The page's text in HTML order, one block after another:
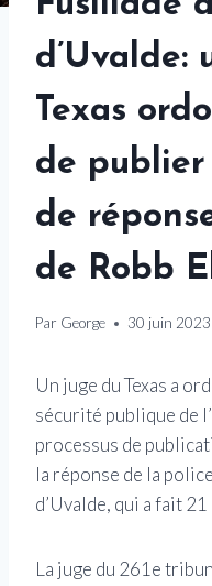
d’Uvalde:
Texas
de publier
de
de Robb
Par George 30 juin 2023
Un juge du Texas a
sécurité publique de
processus de
la réponse de la
d’Uvalde, qui a fait
La juge du 261e